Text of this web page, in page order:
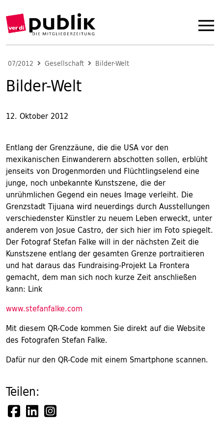
07/2012 Gesellschaft Bilder-Welt
Bilder-Welt
12. Oktober 2012
Entlang der Grenzzäune, die die USA vor den
mexikanischen Einwanderern abschotten sollen, erblüht
jenseits von Drogenmorden und Flüchtlingselend eine
junge, noch unbekannte Kunstszene, die der
unrühmlichen Gegend ein neues Image verleiht. Die
Grenzstadt Tijuana wird neuerdings durch Ausstellungen
verschiedenster Künstler zu neuem Leben erweckt, unter
anderem von Josue Castro, der sich hier im Foto spiegelt.
Der Fotograf Stefan Falke will in der nächsten Zeit die
Kunstszene entlang der gesamten Grenze portraitieren
und hat daraus das Fundraising-Projekt La Frontera
gemacht, dem man sich noch kurze Zeit anschließen
kann: Link
www.stefanfalke.com
Mit diesem QR-Code kommen Sie direkt auf die Website
des Fotografen Stefan Falke.
Dafür nur den QR-Code mit einem Smartphone scannen.
Teilen: